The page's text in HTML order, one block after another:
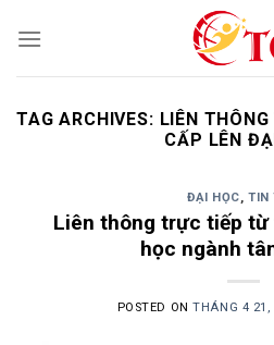
TAG ARCHIVES: LIÊN
CẤP LÊN
ĐẠI HỌC,TIN
Liên thông trực tiếp từ
học ngành
POSTED ONTHÁNG 4 21,